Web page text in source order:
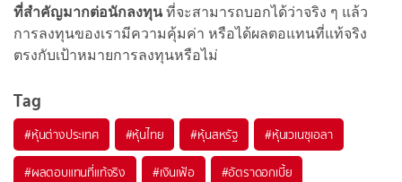
ที่สำคัญมากต่อนักลงทุนที่จะสามารถบอกได้ว่าจริง ๆ แล้ว
การลงทุนของเรามีความคุ้มค่า หรือได้ผลตอแทนที่แท้จริง
ตรงกับเป้าหมายการลงทุนหรือไม่
Tag
#หุ้นต่างประเทศ #หุ้นไทย #หุ้นสหรัฐ #หุ้นเวเนซุเอลา
#ผลตอบแทนที่แท้จริง #เงินเฟ้อ #อัตราดอกเบี้ย